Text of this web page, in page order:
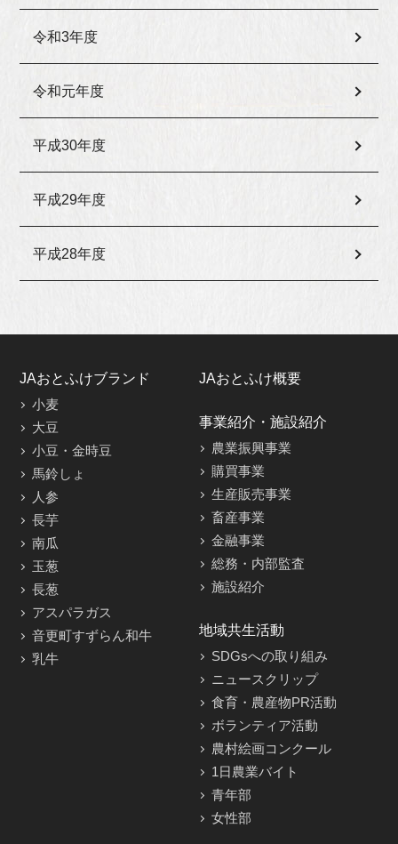
令和3年度
令和元年度
平成30年度
平成29年度
平成28年度
JAおとふけブランド
小麦
大豆
小豆・金時豆
馬鈴しょ
人参
長芋
南瓜
玉葱
長葱
アスパラガス
音更町すずらん和牛
乳牛
JAおとふけ概要
事業紹介・施設紹介
農業振興事業
購買事業
生産販売事業
畜産事業
金融事業
総務・内部監査
施設紹介
地域共生活動
SDGsへの取り組み
ニュースクリップ
食育・農産物PR活動
ボランティア活動
農村絵画コンクール
1日農業バイト
青年部
女性部